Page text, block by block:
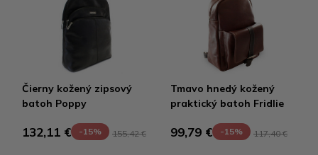
Čierny kožený zipsový
batoh Poppy
132,11 € -15% 155,42 €
Tmavo hnedý kožený
praktický batoh Fridlie
99,79 € -15% 117,40 €